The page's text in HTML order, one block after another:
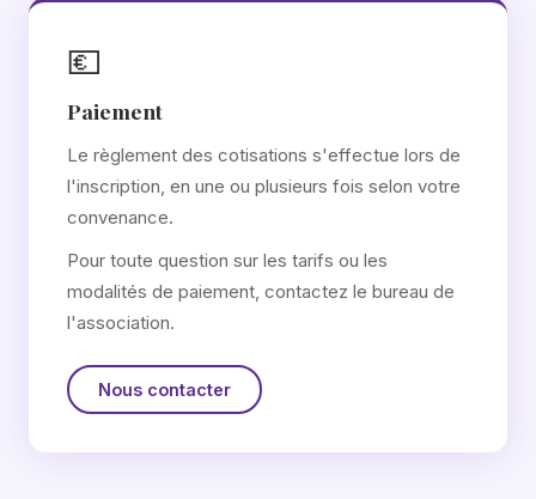
💶
Paiement
Le règlement des cotisations s'effectue lors de
l'inscription, en une ou plusieurs fois selon votre
convenance.
Pour toute question sur les tarifs ou les
modalités de paiement, contactez le bureau de
l'association.
Nous contacter